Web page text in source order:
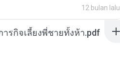
12 bulan lalu
รกิจเลี้ยงพี่ชายทั้งห้า.pdf